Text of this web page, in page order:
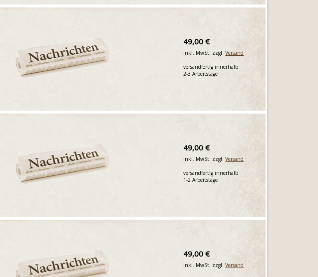
49,00 €
inkl. MwSt. zzgl.Versand
versandfertig innerhalb
2-3 Arbeitstage
49,00 €
inkl. MwSt. zzgl.Versand
versandfertig innerhalb
1-2 Arbeitstage
49,00 €
inkl. MwSt. zzgl.Versand